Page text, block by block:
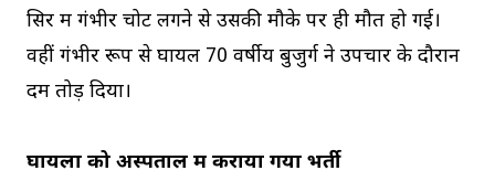
सिर में गंभीर चोट लगने से उसकी मौके पर ही मौत हो गई।
वहीं गंभीर रूप से घायल 70 वर्षीय बुजुर्ग ने उपचार के दौरान
दम तोड़ दिया।
घायलों को अस्पताल में कराया गया भर्ती